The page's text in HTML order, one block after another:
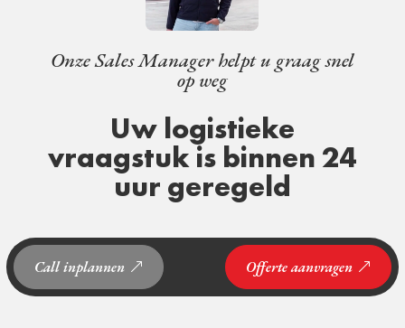
Onze Sales Manager helpt u graag snel
op weg
Uw logistieke
vraagstuk is binnen 24
uur geregeld
Call inplannen Offerte aanvragen